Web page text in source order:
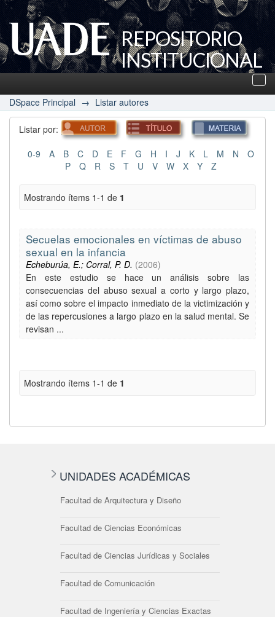
REPOSITORIO
INSTITUCIONAL
UADE
DSpace Principal → Listar autores
Listar por:
0-9 A B C D E F G H I J K L M N
O
P
Q R S T U V W X Y Z
Mostrando ítems 1-1 de 1
Secuelas emocionales en víctimas de abuso
sexual en la infancia
Echeburúa, E.; Corral, P. D. (2006)
En este estudio se hace un análisis sobre las
consecuencias del abuso sexual a corto y largo plazo,
así como sobre el impacto inmediato de la victimización y
de las repercusiones a largo plazo en la salud mental. Se
revisan ...
Mostrando ítems 1-1 de 1
UNIDADES ACADÉMICAS
Facultad de Arquitectura y Diseño
Facultad de Ciencias Económicas
Facultad de Ciencias Jurídicas y Sociales
Facultad de Comunicación
Facultad de Ingeniería y Ciencias Exactas